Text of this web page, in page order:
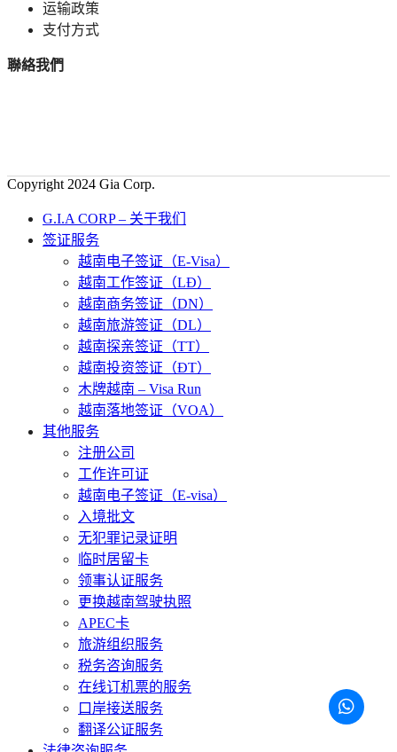
运输政策
支付方式
聯絡我們
Copyright 2024 Gia Corp.
G.I.A CORP – 关于我们
签证服务
越南电子签证（E-Visa）
越南工作签证（LĐ）
越南商务签证（DN）
越南旅游签证（DL）
越南探亲签证（TT）
越南投资签证（ĐT）
木牌越南 – Visa Run
越南落地签证（VOA）
其他服务
注册公司
工作许可证
越南电子签证（E-visa）
入境批文
无犯罪记录证明
临时居留卡
领事认证服务
更换越南驾驶执照
APEC卡
旅游组织服务
税务咨询服务
在线订机票的服务
口岸接送服务
翻译公证服务